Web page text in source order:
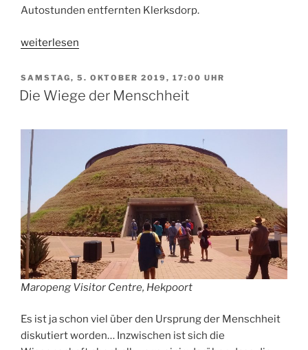
Autostunden entfernten Klerksdorp.
„ELCSAMO
Diocese
Music
weiterlesen
VERÖFFENTLICHT
AM
SAMSTAG, 5. OKTOBER 2019, 17:00 UHR
Die Wiege der Menschheit
Maropeng Visitor Centre, Hekpoort
Es ist ja schon viel über den Ursprung der Menschheit
diskutiert worden… Inzwischen ist sich die